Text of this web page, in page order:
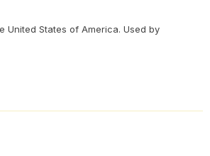
United States of America. Used by